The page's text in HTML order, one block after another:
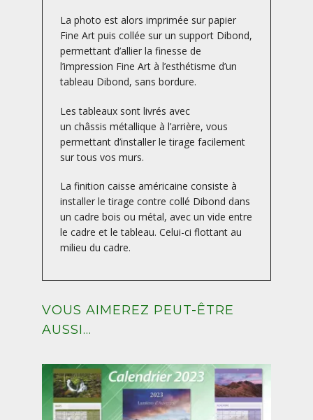
La photo est alors imprimée sur papier
Fine Art puis collée sur un support Dibond,
permettant d’allier la finesse de
l’impression Fine Art à l’esthétisme d’un
tableau Dibond, sans bordure.
Les tableaux sont livrés avec
un châssis métallique à l’arrière, vous
permettant d’installer le tirage facilement
sur tous vos murs.
La finition caisse américaine consiste à
installer le tirage contre collé Dibond dans
un cadre bois ou métal, avec un vide entre
le cadre et le tableau. Celui-ci flottant au
milieu du cadre.
VOUS AIMEREZ PEUT-ÊTRE
AUSSI…